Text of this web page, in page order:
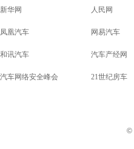
新华网 人民网
凤凰汽车 网易汽车
和讯汽车 汽车产经网
汽车网络安全峰会 21世纪房车
©